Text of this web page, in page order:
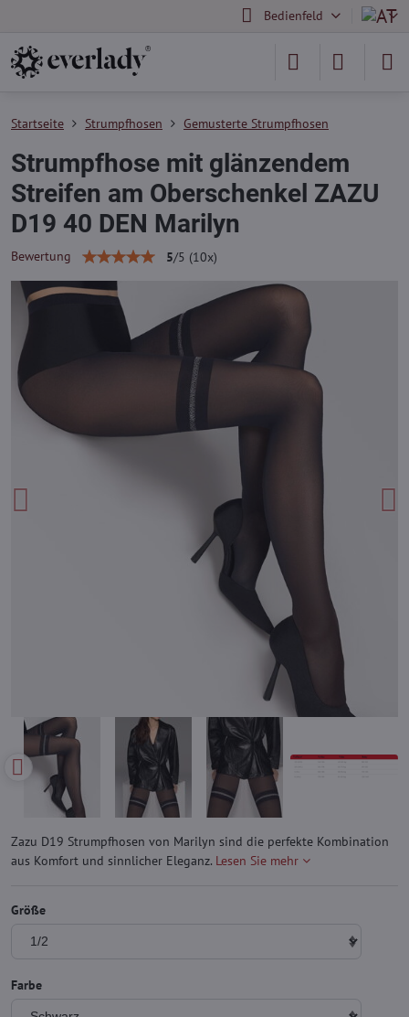
Bedienfeld
Startseite Strumpfhosen Gemusterte Strumpfhosen
Strumpfhose mit glänzendem
Streifen am Oberschenkel ZAZU
D19 40 DEN Marilyn
Bewertung 5/5 (10x)
Zazu D19 Strumpfhosen von Marilyn sind die perfekte Kombination
aus Komfort und sinnlicher Eleganz. Lesen Sie mehr
Größe
Farbe